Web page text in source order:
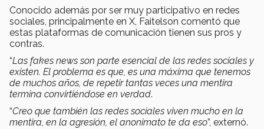
Conocido además por ser muy participativo en redes
sociales, principalmente en X, Faitelson comentó que
estas plataformas de comunicación tienen sus pros y
contras.
“Las fakes news son parte esencial de las redes sociales y
existen. El problema es que, es una máxima que tenemos
de muchos años, de repetir tantas veces una mentira
termina convirtiéndose en verdad.
“Creo que también las redes sociales viven mucho en la
mentira, en la agresión, el anonimato te da eso”, externó.